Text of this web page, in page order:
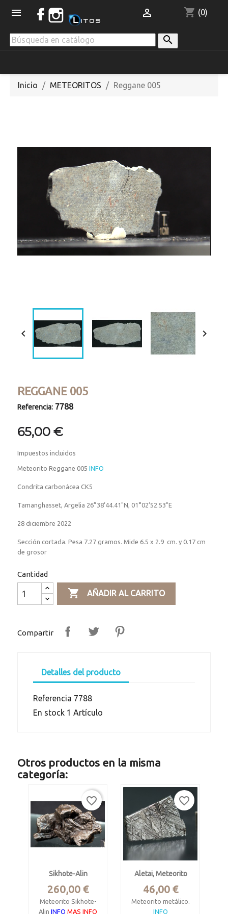
 shopping_cart (0)


Inicio METEORITOS Reggane 005
 
REGGANE 005
Referencia: 7788
65,00 €
Impuestos incluidos
Meteorito Reggane 005INFO
Condrita carbonácea CK5
Tamanghasset, Argelia 26°38’44.41"N, 01°02’52.53"E
28 diciembre 2022
Sección cortada. Pesa 7.27 gramos. Mide 6.5 x 2.9 cm. y 0.17 cm
de grosor
Cantidad
 AÑADIR AL CARRITO
Compartir
Detalles del producto
Referencia 7788
En stock 1 Artículo
Otros productos en la misma
categoría:
Sikhote-Alin
Precio
260,00 €
Meteorito Sikhote-
Alin INFO MAS INFO
favorite_border
Aletai, Meteorito
Precio
46,00 €
Meteorito metálico.
INFO
favorite_border